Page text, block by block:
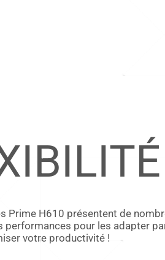
Prime H610 présentent de
pour les adapter
votre productivité !